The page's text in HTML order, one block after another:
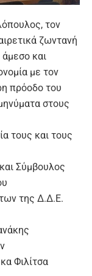
τον
ζωντανή
και
με τον
πρόοδο του
στους
τους και τους
Σύμβουλος
της Δ.Δ.Ε.
Φιλίτσα